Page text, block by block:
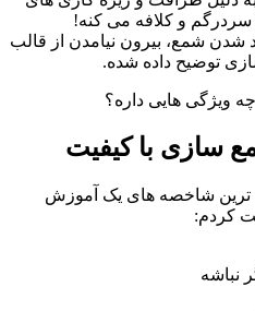
سردرگم و کلافه می کنه!
شدن شمع، بیرون نیامدن از قالب
توضیح داده شده.
ویژگی هایی داره؟
سازی با کیفیت
تز مهم ترین شاخصه های یک آموزش
کردم:
نباشه